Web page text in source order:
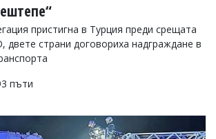
пристигна в Турция преди срещата
двете страни договориха надграждане в
пъти